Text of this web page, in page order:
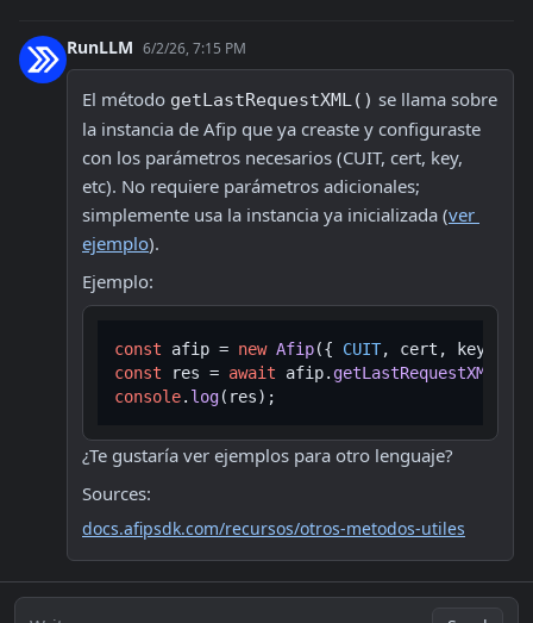
RunLLM 6/2/26, 7:15 PM
El método getLastRequestXML() se llama sobre
la instancia de Afip que ya creaste y configuraste
con los parámetros necesarios (CUIT, cert, key,
etc). No requiere parámetros adicionales;
simplemente usa la instancia ya inicializada (ver
ejemplo).
Ejemplo:
const afip = new Afip({ CUIT, cert, key,
const res = await afip. getLastRequestXML
console. log
¿Te gustaría ver ejemplos para otro lenguaje?
Sources:
docs.afipsdk.com/recursos/otros-metodos-utiles